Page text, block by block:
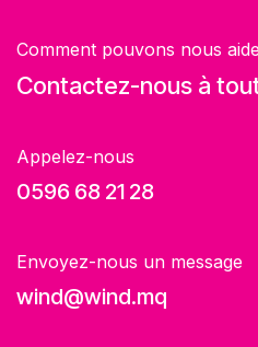
Comment pouvons nous
Contactez-nous à
Appelez-nous
0596 68 21 28
Envoyez-nous un message
wind@wind.mq